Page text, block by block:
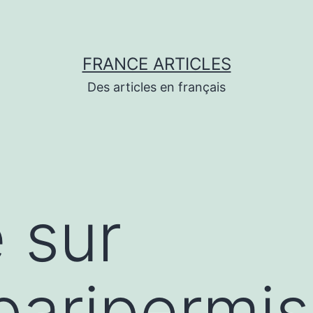
FRANCE ARTICLES
Des articles en français
sur